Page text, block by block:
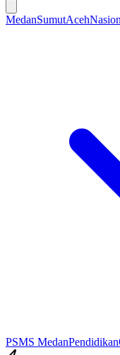
MedanSumutAceh
PSMS MedanPendidikan